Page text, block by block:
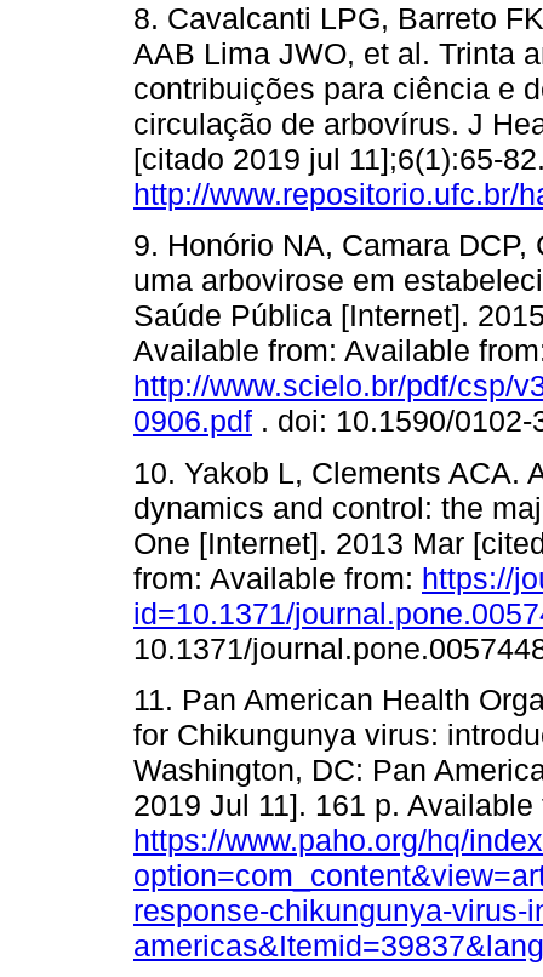
8. Cavalcanti LPG, Barreto
AAB Lima JWO, et al. Trinta
contribuições para ciência e
circulação de arbovírus. J
[citado 2019 jul 11];6(1):65-
http://www.repositorio.ufc.br/
9. Honório NA, Camara
uma arbovirose em
Saúde Pública [Internet].
Available from: Available
http://www.scielo.br/pdf/csp/
0906.pdf . doi: 10.1590/
10. Yakob L, Clements ACA.
dynamics and control: the
One [Internet]. 2013 Mar
from: Available from: https://
id=10.1371/
10.1371/
11. Pan American Health
for Chikungunya virus:
Washington, DC: Pan
2019 Jul 11]. 161 p.
https://www.paho.org/hq/
response-chikungunya-virus-